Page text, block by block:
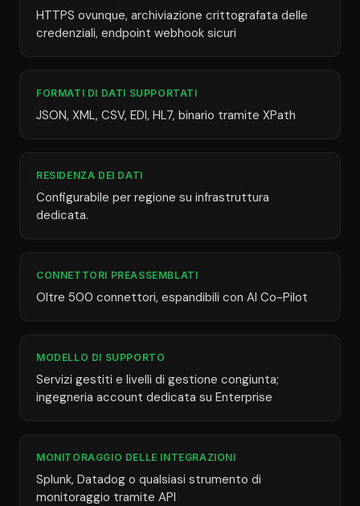
HTTPS ovunque, archiviazione crittografata delle
credenziali, endpoint webhook sicuri
FORMATI DI DATI SUPPORTATI
JSON, XML, CSV, EDI, HL7, binario tramite XPath
RESIDENZA DEI DATI
Configurabile per regione su infrastruttura
dedicata.
CONNETTORI PREASSEMBLATI
Oltre 500 connettori, espandibili con AI Co-Pilot
MODELLO DI SUPPORTO
Servizi gestiti e livelli di gestione congiunta;
ingegneria account dedicata su Enterprise
MONITORAGGIO DELLE INTEGRAZIONI
Splunk, Datadog o qualsiasi strumento di
monitoraggio tramite API